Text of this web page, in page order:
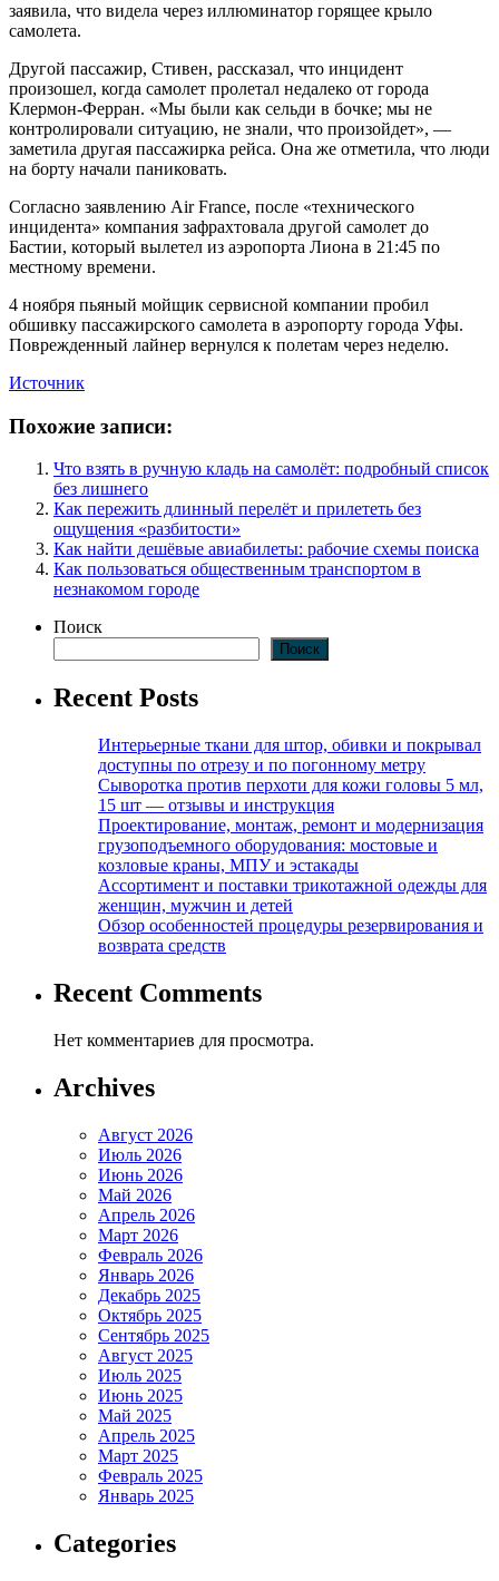
заявила, что видела через иллюминатор горящее крыло
самолета.
Другой пассажир, Стивен, рассказал, что инцидент
произошел, когда самолет пролетал недалеко от города
Клермон-Ферран. «Мы были как сельди в бочке; мы не
контролировали ситуацию, не знали, что произойдет», —
заметила другая пассажирка рейса. Она же отметила, что люди
на борту начали паниковать.
Согласно заявлению Air France, после «технического
инцидента» компания зафрахтовала другой самолет до
Бастии, который вылетел из аэропорта Лиона в 21:45 по
местному времени.
4 ноября пьяный мойщик сервисной компании пробил
обшивку пассажирского самолета в аэропорту города Уфы.
Поврежденный лайнер вернулся к полетам через неделю.
Источник
Похожие записи:
Что взять в ручную кладь на самолёт: подробный список
без лишнего
Как пережить длинный перелёт и прилететь без
ощущения «разбитости»
Как найти дешёвые авиабилеты: рабочие схемы поиска
Как пользоваться общественным транспортом в
незнакомом городе
Поиск
Поиск
Recent Posts
Интерьерные ткани для штор, обивки и покрывал
доступны по отрезу и по погонному метру
Сыворотка против перхоти для кожи головы 5 мл,
15 шт — отзывы и инструкция
Проектирование, монтаж, ремонт и модернизация
грузоподъемного оборудования: мостовые и
козловые краны, МПУ и эстакады
Ассортимент и поставки трикотажной одежды для
женщин, мужчин и детей
Обзор особенностей процедуры резервирования и
возврата средств
Recent Comments
Нет комментариев для просмотра.
Archives
Август 2026
Июль 2026
Июнь 2026
Май 2026
Апрель 2026
Март 2026
Февраль 2026
Январь 2026
Декабрь 2025
Октябрь 2025
Сентябрь 2025
Август 2025
Июль 2025
Июнь 2025
Май 2025
Апрель 2025
Март 2025
Февраль 2025
Январь 2025
Categories